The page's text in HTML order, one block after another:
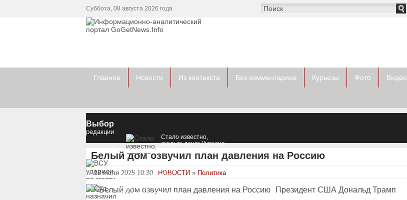
Суббота, 08 августа 2026 года
Главное Новости Из контекста Без комментариев Курьезы Фото Видео
Выбор
редакции
Стало известно,
сколько денег Украина
и в следующем году
ВСУ ударили по месту
хранения и запуска
дронов в Крыму и
Суд назначил
Стефанишиной меру
Белый дом озвучил план давления на Россию
18 июля 2025 10:30 НОВОСТИ » Политика
Президент США Дональд Трамп